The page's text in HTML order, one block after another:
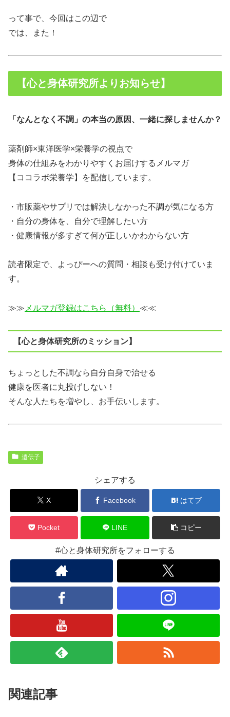
って事で、今回はこの辺で
では、また！
【心と身体研究所よりお知らせ】
「なんとなく不調」の本当の原因、一緒に探しませんか？
薬剤師×東洋医学×栄養学の視点で
身体の仕組みをわかりやすくお届けするメルマガ
【ココラボ栄養学】を配信しています。
・市販薬やサプリでは解決しなかった不調が気になる方
・自分の身体を、自分で理解したい方
・健康情報が多すぎて何が正しいかわからない方
読者限定で、よっぴーへの質問・相談も受け付けていま
す。
≫≫ メルマガ登録はこちら（無料） ≪≪
【心と身体研究所のミッション】
ちょっとした不調なら自分自身で治せる
健康を医者に丸投げしない！
そんな人たちを増やし、お手伝いします。
遺伝子
シェアする
X Facebook はてブ
Pocket LINE コピー
#心と身体研究所をフォローする
関連記事